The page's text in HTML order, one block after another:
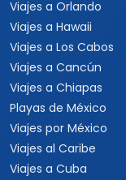
Viajes a Orlando
Viajes a Hawaii
Viajes a Los Cabos
Viajes a Cancún
Viajes a Chiapas
Playas de México
Viajes por México
Viajes al Caribe
Viajes a Cuba